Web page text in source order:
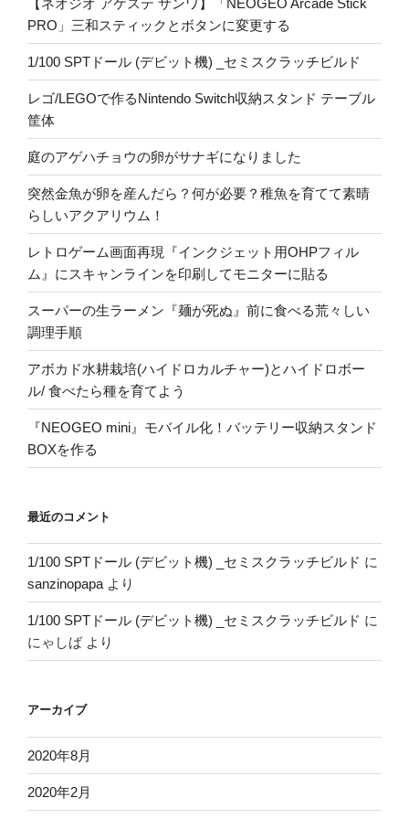
PRO」三和スティックとボタンに変更する
1/100 SPTドール (デビット機) _セミスクラッチビルド
レゴ/LEGOで作るNintendo Switch収納スタンド テーブル
筐体
庭のアゲハチョウの卵がサナギになりました
突然金魚が卵を産んだら？何が必要？稚魚を育てて素晴
らしいアクアリウム！
レトロゲーム画面再現『インクジェット用OHPフィル
ム』にスキャンラインを印刷してモニターに貼る
スーパーの生ラーメン『麺が死ぬ』前に食べる荒々しい
調理手順
アボカド水耕栽培(ハイドロカルチャー)とハイドロボー
ル/ 食べたら種を育てよう
『NEOGEO mini』モバイル化！バッテリー収納スタンド
BOXを作る
最近のコメント
1/100 SPTドール (デビット機) _セミスクラッチビルド に
sanzinopapa より
1/100 SPTドール (デビット機) _セミスクラッチビルド に
にゃしばより
アーカイブ
2020年8月
2020年2月